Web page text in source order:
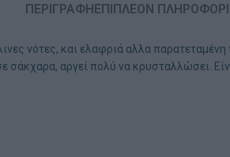
ΠΕΡΙΓΡΑΦΉΕΠΙΠΛΈΟΝ
νότες, και ελαφριά αλλα
αργεί πολύ να κρυσταλλώσει.